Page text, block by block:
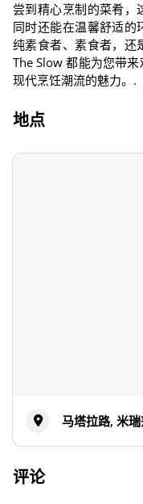
尝到精心烹制的菜肴，
同时还能在温馨舒适的
纯素食者、素食者，还
The Slow 都能为您带
现代烹饪潮流的魅力。.
地点
马塔拉路, 米
评论